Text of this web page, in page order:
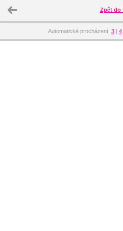
Zpět do
Automatické procházení: 3| 4